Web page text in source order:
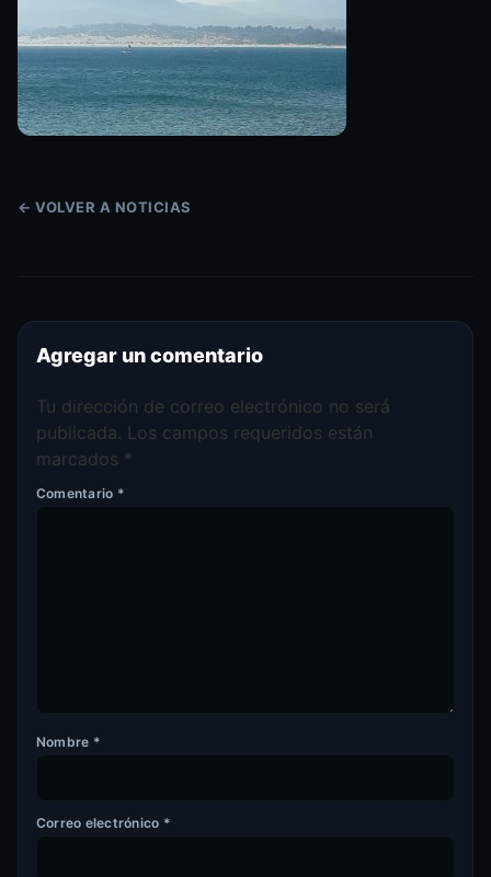
← VOLVER A NOTICIAS
Agregar un comentario
Tu dirección de correo electrónico no será
publicada. Los campos requeridos están
marcados *
Comentario *
Nombre *
Correo electrónico *